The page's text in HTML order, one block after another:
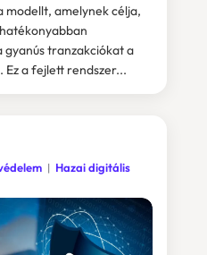
modellt, amelynek célja,
gyanús tranzakciókat a
Ez a fejlett rendszer...
Hazai digitális